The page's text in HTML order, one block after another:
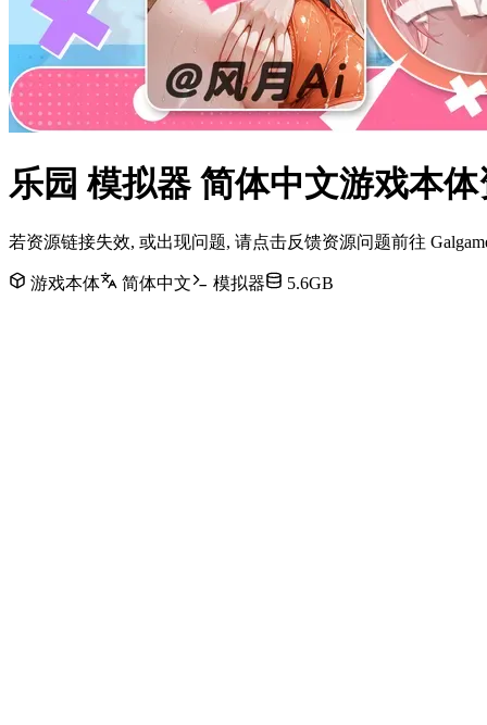
乐园 模拟器 简体中文游戏本
若资源链接失效, 或出现问题, 请点击反馈资源问题前往
游戏本体 简体中文 模拟器 5.6GB